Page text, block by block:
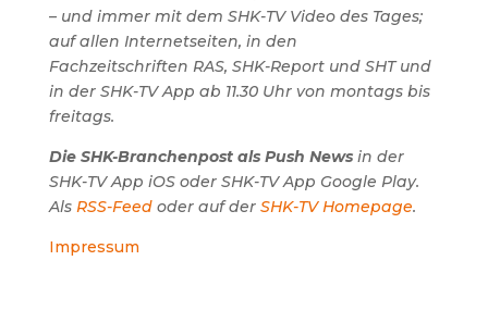
– und immer mit dem SHK-TV Video des Tages;
auf allen Internetseiten, in den
Fachzeitschriften RAS, SHK-Report und SHT und
in der SHK-TV App ab 11.30 Uhr von montags bis
freitags.
Die SHK-Branchenpost als Push Newsin der
SHK-TV App iOS oder SHK-TV App Google Play.
Als RSS-Feedoder auf der SHK-TV Homepage.
Impressum